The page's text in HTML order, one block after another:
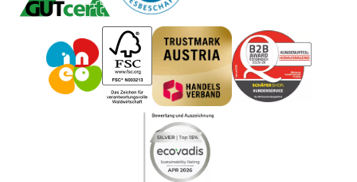
Tinte / Toner
Geschichte
Impressum
Karriere
Kataloge